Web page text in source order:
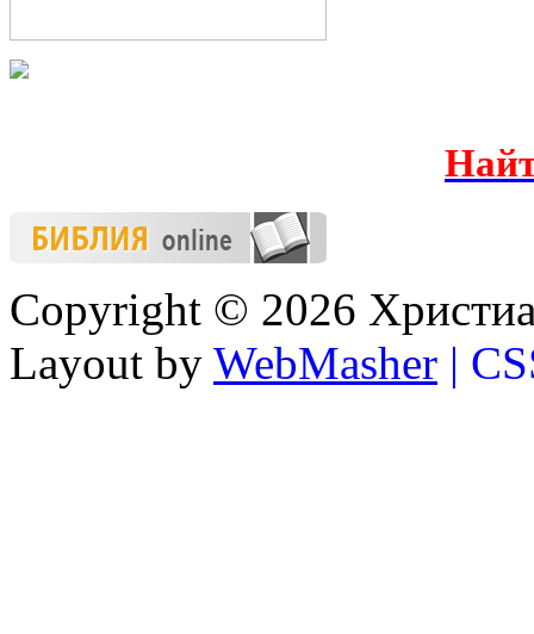
Н
Copyright © 2026
Layout by WebMasher |